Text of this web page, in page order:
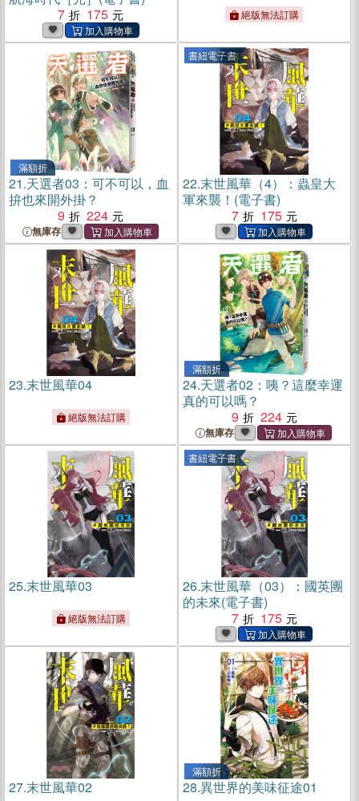
7
175 絕版無法訂購
滿額折
21.天選者03：可不可以，血
拚也來開外掛？
9
224
無庫存
書紐電子書
22.末世風華（4）：蟲皇大
軍來襲！(電子書)
7
175
23.末世風華04
絕版無法訂購
滿額折
24.天選者02：咦？這麼幸運
真的可以嗎？
9
224
無庫存
25.末世風華03
絕版無法訂購
書紐電子書
26.末世風華（03）：國英團
的未來(電子書)
7
175
27.末世風華02
滿額折
28.異世界的美味征途01